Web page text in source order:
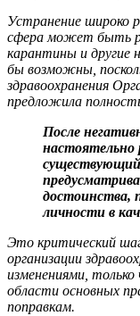
Устранение широко
сфера может быть
карантины и другие
бы возможны,
здравоохранения
предложила
После
настоятельно
достоинства,
личности в
Это критический
организации
изменениями,
области основных
поправкам.